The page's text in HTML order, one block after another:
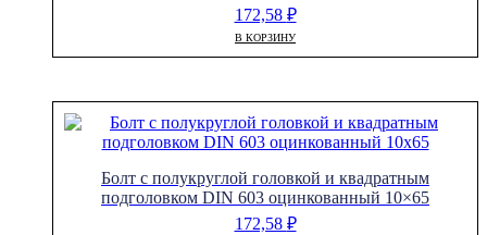
172,58 ₽
В КОРЗИНУ
Болт с полукруглой головкой и квадратным
подголовком DIN 603 оцинкованный 10×65
172,58 ₽